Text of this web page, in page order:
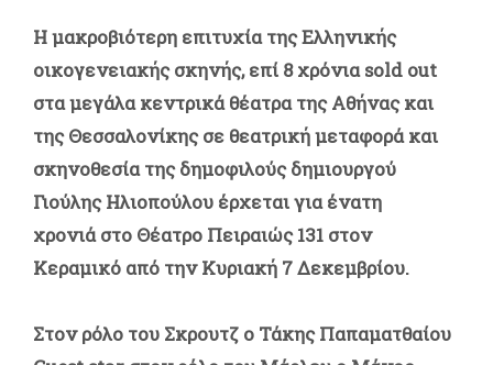
Η μακροβιότερη επιτυχία της Ελληνικής
οικογενειακής σκηνής, επί 8 χρόνια sold out
στα μεγάλα κεντρικά θέατρα της Αθήνας και
της Θεσσαλονίκης σε θεατρική μεταφορά και
σκηνοθεσία της δημοφιλούς δημιουργού
Γιούλης Ηλιοπούλου έρχεται για ένατη
χρονιάστο Θέατρο Πειραιώς 131 στον
Κεραμικό από την Κυριακή 7 Δεκεμβρίου.
Στον ρόλο του Σκρουτζ ο Τάκης Παπαματθαίου